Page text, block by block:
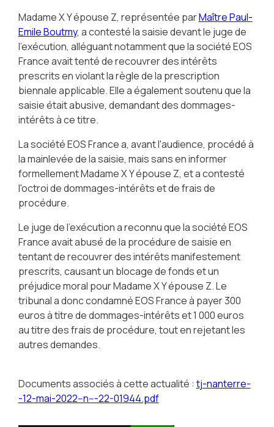
Madame X Y épouse Z, représentée parMaître Paul-
Emile Boutmy, a contesté la saisie devant le juge de
l'exécution, alléguant notamment que la société EOS
France avait tenté de recouvrer des intérêts
prescrits en violant la règle de la prescription
biennale applicable. Elle a également soutenu que la
saisie était abusive, demandant des dommages-
intérêts à ce titre.
La société EOS France a, avant l'audience, procédé à
la mainlevée de la saisie, mais sans en informer
formellement Madame X Y épouse Z, et a contesté
l'octroi de dommages-intérêts et de frais de
procédure.
Le juge de l'exécution a reconnu que la société EOS
France avait abusé de la procédure de saisie en
tentant de recouvrer des intérêts manifestement
prescrits, causant un blocage de fonds et un
préjudice moral pour Madame X Y épouse Z. Le
tribunal a donc condamné EOS France à payer 300
euros à titre de dommages-intérêts et 1 000 euros
au titre des frais de procédure, tout en rejetant les
autres demandes.
Documents associés à cette actualité :tj-nanterre-
-12-mai-2022--n---22-01944.pdf